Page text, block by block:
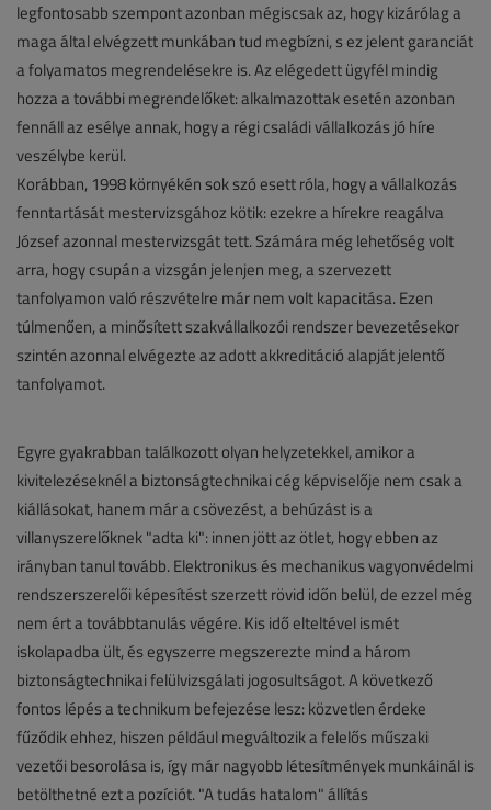
legfontosabb szempont azonban mégiscsak az, hogy kizárólag a
maga által elvégzett munkában tud megbízni, s ez jelent garanciát
a folyamatos megrendelésekre is. Az elégedett ügyfél mindig
hozza a további megrendelőket: alkalmazottak esetén azonban
fennáll az esélye annak, hogy a régi családi vállalkozás jó híre
veszélybe kerül.
Korábban, 1998 környékén sok szó esett róla, hogy a vállalkozás
fenntartását mestervizsgához kötik: ezekre a hírekre reagálva
József azonnal mestervizsgát tett. Számára még lehetőség volt
arra, hogy csupán a vizsgán jelenjen meg, a szervezett
tanfolyamon való részvételre már nem volt kapacitása. Ezen
túlmenően, a minősített szakvállalkozói rendszer bevezetésekor
szintén azonnal elvégezte az adott akkreditáció alapját jelentő
tanfolyamot.
Egyre gyakrabban találkozott olyan helyzetekkel, amikor a
kivitelezéseknél a biztonságtechnikai cég képviselője nem csak a
kiállásokat, hanem már a csövezést, a behúzást is a
villanyszerelőknek "adta ki": innen jött az ötlet, hogy ebben az
irányban tanul tovább. Elektronikus és mechanikus vagyonvédelmi
rendszerszerelői képesítést szerzett rövid időn belül, de ezzel még
nem ért a továbbtanulás végére. Kis idő elteltével ismét
iskolapadba ült, és egyszerre megszerezte mind a három
biztonságtechnikai felülvizsgálati jogosultságot. A következő
fontos lépés a technikum befejezése lesz: közvetlen érdeke
fűződik ehhez, hiszen például megváltozik a felelős műszaki
vezetői besorolása is, így már nagyobb létesítmények munkáinál is
betölthetné ezt a pozíciót. "A tudás hatalom" állítás